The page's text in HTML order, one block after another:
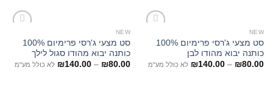
NEW
סט מצעי ג'רסי פרימיום 100%
כותנה יבוא מהודו לבן
₪80.00
–
₪140.00 לא כולל מע"מ
NEW
סט מצעי ג'רסי פרימיום 100%
כותנה יבוא מהודו סגול לילך
₪80.00
–
₪140.00 לא כולל מע"מ